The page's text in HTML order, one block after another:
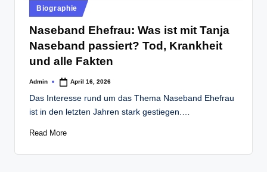
Posted
in
Biographie
Naseband Ehefrau: Was ist mit Tanja
Naseband passiert? Tod, Krankheit
und alle Fakten
Posted
Admin April 16, 2026
Das Interesse rund um das Thema Naseband Ehefrau
ist in den letzten Jahren stark gestiegen.…
Read More